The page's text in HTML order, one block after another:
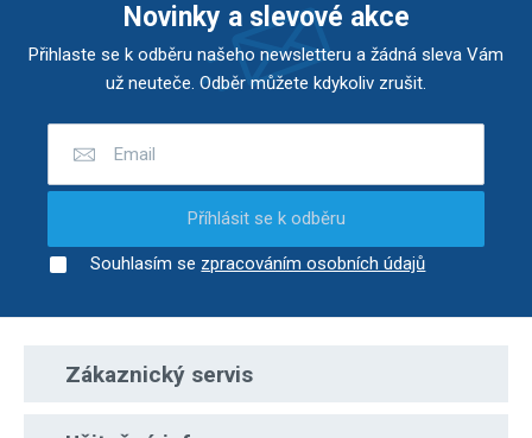
Novinky a slevové akce
Přihlaste se k odběru našeho newsletteru a žádná sleva Vám
už neuteče. Odběr můžete kdykoliv zrušit.
Příhlásit se k odběru
Souhlasím se zpracováním osobních údajů
Zákaznický servis